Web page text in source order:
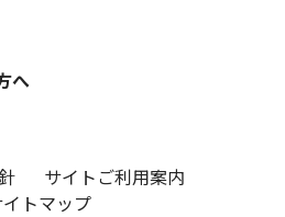
へ
サイトご利用案内
イトマップ